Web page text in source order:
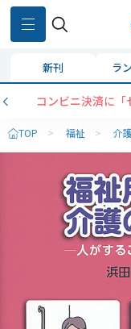
新刊 ラ
コンビニ決済に
TOP > 福祉 > 介